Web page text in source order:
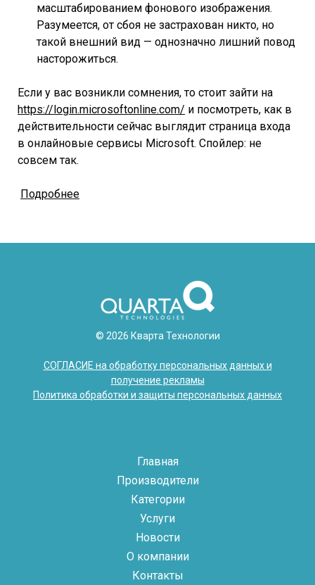
масштабированием фонового изображения.
Разумеется, от сбоя не застрахован никто, но
такой внешний вид — однозначно лишний повод
насторожиться.
Если у вас возникли сомнения, то стоит зайти на
https://login.microsoftonline.com/ и посмотреть, как в
действительности сейчас выглядит страница входа
в онлайновые сервисы Microsoft. Спойлер: не
совсем так.
Подробнее
© 2026 Кварта Технологии
СОГЛАСИЕ на обработку персональных данных и
получение рекламы
Политика обработки и защиты персональных данных
Главная
Производители
Категории
Услуги
Новости
О компании
Контакты